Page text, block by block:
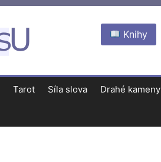
Knihy
Tarot Síla slova Drahé kameny